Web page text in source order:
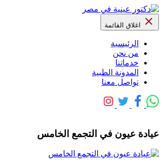
اغلاق القائمة
الرئيسية
من نحن
خدماتنا
المدونة الطبية
تواصل معنا
عيادة عيون في التجمع الخامس